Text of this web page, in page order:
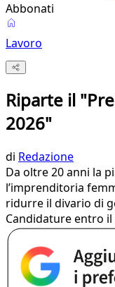
Abbonati
Lavoro
Riparte il
2026"
di Redazione
Da oltre 20 anni la
l’imprenditoria
ridurre il divario di
Candidature entro